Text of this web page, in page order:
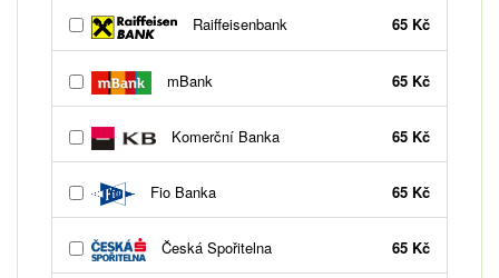
Raiffeisenbank 65 Kč
mBank 65 Kč
Komerční Banka 65 Kč
Fio Banka 65 Kč
Česká Spořitelna 65 Kč